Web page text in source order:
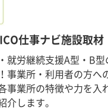
仕事ナビ施設取材
就労継続支援A型・B
事業所・利用者の方へ
事業所の特徴や力を入
介します。